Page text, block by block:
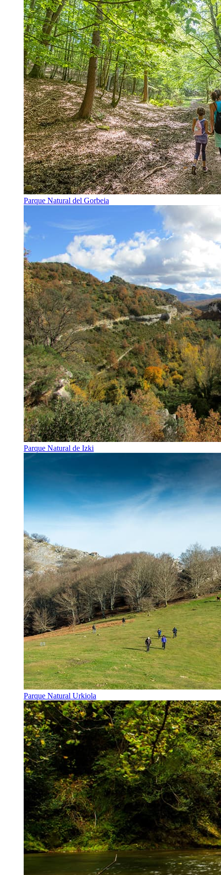
Parque Natural del Gorbeia
Parque Natural de Izki
Parque Natural Urkiola